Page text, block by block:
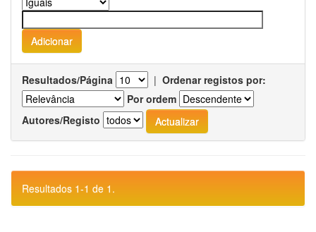
Resultados/Página | Ordenar registos por:
Por ordem
Autores/Registo
Resultados 1-1 de 1.